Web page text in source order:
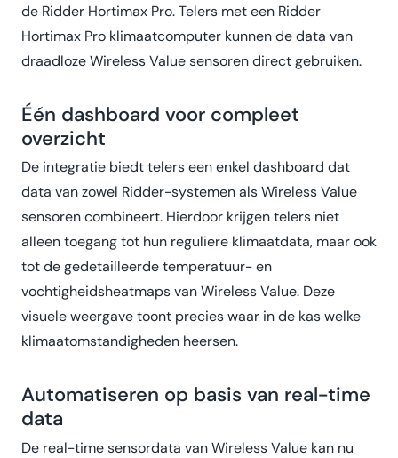
de Ridder Hortimax Pro. Telers met een Ridder
Hortimax Pro klimaatcomputer kunnen de data van
draadloze Wireless Value sensoren direct gebruiken.
Één dashboard voor compleet
overzicht
De integratie biedt telers een enkel dashboard dat
data van zowel Ridder-systemen als Wireless Value
sensoren combineert. Hierdoor krijgen telers niet
alleen toegang tot hun reguliere klimaatdata, maar ook
tot de gedetailleerde temperatuur- en
vochtigheidsheatmaps van Wireless Value. Deze
visuele weergave toont precies waar in de kas welke
klimaatomstandigheden heersen.
Automatiseren op basis van real-time
data
De real-time sensordata van Wireless Value kan nu